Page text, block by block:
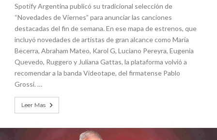
Spotify Argentina publicó su tradicional selección de
“Novedades de Viernes” para anunciar las canciones
destacadas del fin de semana. En ese mapa de estrenos, que
incluyó novedades de artistas de gran alcance como María
Becerra, Abraham Mateo, Karol G, Luciano Pereyra, Eugenia
Quevedo, Ruggero y Juliana Gattas, la plataforma volvió a
recomendar a la banda Videotape, del firmatense Pablo
Grossi. …
Leer Mas